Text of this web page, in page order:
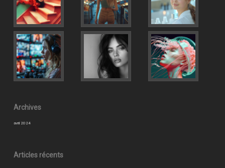
Archives
avril 2024
Articles récents